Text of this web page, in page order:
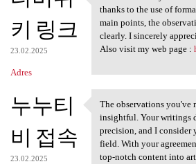
키 링크
23.02.2025
Adres
The content is
thanks to the use of
main points, the
clearly. I sincerely
Also visit my web page :
누누티
비 접속
23.02.2025
The observations
The observations you've
insightful. Your writings
precision, and I consider
field. With your
top-notch content into